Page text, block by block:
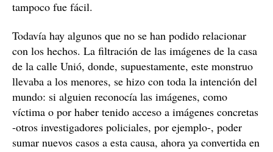
tampoco fue fácil.